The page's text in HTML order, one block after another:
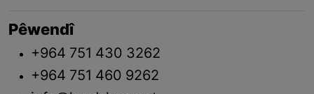
Pêwendî
+964 751 430 3262
+964 751 460 9262